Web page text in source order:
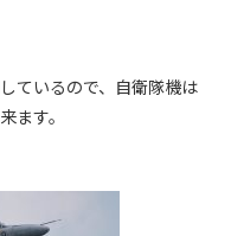
ているので、自衛隊機は
ます。